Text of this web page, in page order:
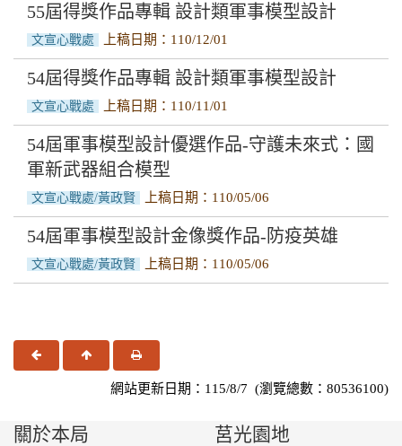
55屆得獎作品專輯 設計類軍事模型設計
文宣心戰處 上稿日期：110/12/01
54屆得獎作品專輯 設計類軍事模型設計
文宣心戰處 上稿日期：110/11/01
54屆軍事模型設計優選作品-守護未來式：國
軍新武器組合模型
文宣心戰處/黃政賢 上稿日期：110/05/06
54屆軍事模型設計金像獎作品-防疫英雄
文宣心戰處/黃政賢 上稿日期：110/05/06
上一頁 回頂端 友善列印
網站更新日期：115/8/7 (瀏覽總數：80536100)
關於本局 莒光園地